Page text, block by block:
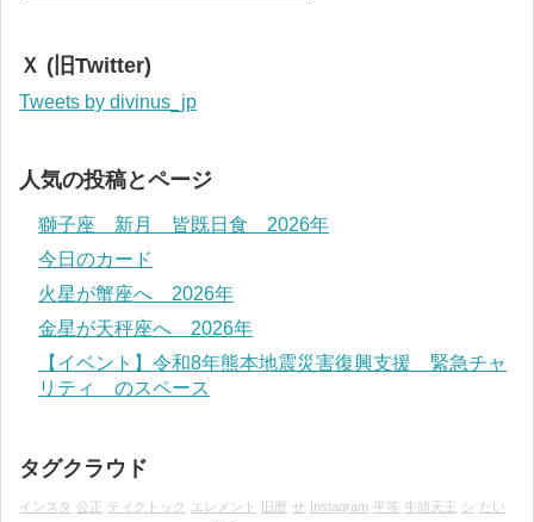
Ｘ (旧Twitter)
Tweets by divinus_jp
人気の投稿とページ
獅子座 新月 皆既日食 2026年
今日のカード
火星が蟹座へ 2026年
金星が天秤座へ 2026年
【イベント】令和8年熊本地震災害復興支援 緊急チャ
リティ のスペース
タグクラウド
インスタ 公正 ティクトック エレメント 旧暦 せ Instagram 平等 牛頭天王 シ たい